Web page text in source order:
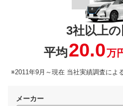
3社以上
平均20.0万
※2011年9月～現在 当社実績調査によ
メーカー